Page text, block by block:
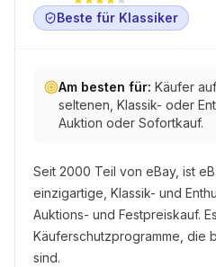
Beste für Klassiker
Am besten für: Käufer
seltenen, Klassik- oder
Auktion oder Sofortkauf.
Seit 2000 Teil von eBay, ist
einzigartige, Klassik- und
Auktions- und Festpreiskauf.
Käuferschutzprogramme, die
sind.